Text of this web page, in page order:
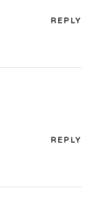
REPLY
REPLY